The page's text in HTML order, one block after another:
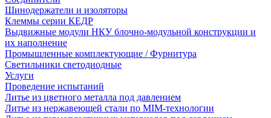
Шинодержатели и изоляторы
Клеммы серии КЕДР
Выдвижные модули НКУ блочно-модульной конструкции и
их наполнение
Промышленные комплектующие / Фурнитура
Светильники светодиодные
Услуги
Проведение испытаний
Литье из цветного металла под давлением
Литье из нержавеющей стали по MIM-технологии